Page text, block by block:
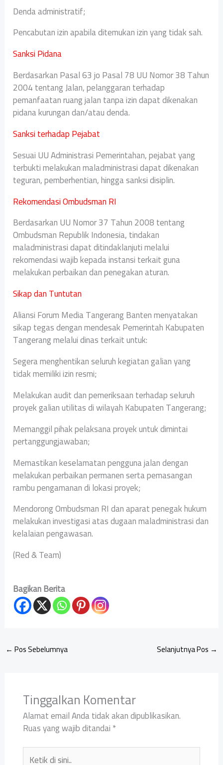
Denda administratif;
Pencabutan izin apabila ditemukan izin yang tidak sah.
Sanksi Pidana
Berdasarkan Pasal 63 jo Pasal 78 UU Nomor 38 Tahun
2004 tentang Jalan, pelanggaran terhadap
pemanfaatan ruang jalan tanpa izin dapat dikenakan
pidana kurungan dan/atau denda.
Sanksi terhadap Pejabat
Sesuai UU Administrasi Pemerintahan, pejabat yang
terbukti melakukan maladministrasi dapat dikenakan
teguran, pemberhentian, hingga sanksi disiplin.
Rekomendasi Ombudsman RI
Berdasarkan UU Nomor 37 Tahun 2008 tentang
Ombudsman Republik Indonesia, tindakan
maladministrasi dapat ditindaklanjuti melalui
rekomendasi wajib kepada instansi terkait guna
melakukan perbaikan dan penegakan aturan.
Sikap dan Tuntutan
Aliansi Forum Media Tangerang Banten menyatakan
sikap tegas dengan mendesak Pemerintah Kabupaten
Tangerang melalui dinas terkait untuk:
Segera menghentikan seluruh kegiatan galian yang
tidak memiliki izin resmi;
Melakukan audit dan pemeriksaan terhadap seluruh
proyek galian utilitas di wilayah Kabupaten Tangerang;
Memanggil pihak pelaksana proyek untuk dimintai
pertanggungjawaban;
Memastikan keselamatan pengguna jalan dengan
melakukan perbaikan permanen serta pemasangan
rambu pengamanan di lokasi proyek;
Mendorong Ombudsman RI dan aparat penegak hukum
melakukan investigasi atas dugaan maladministrasi dan
kelalaian pengawasan.
(Red & Team)
Bagikan Berita
← Pos Sebelumnya Selanjutnya Pos →
Tinggalkan Komentar
Alamat email Anda tidak akan dipublikasikan.
Ruas yang wajib ditandai*
Ketik